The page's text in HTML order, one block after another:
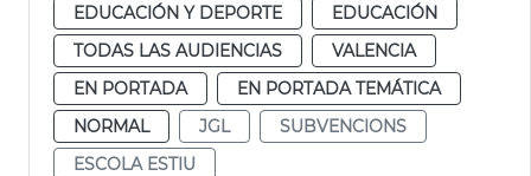
EDUCACIÓN Y DEPORTE
EDUCACIÓN
TODAS LAS AUDIENCIAS
VALENCIA
EN PORTADA
EN PORTADA TEMÁTICA
NORMAL
JGL
SUBVENCIONS
ESCOLA ESTIU